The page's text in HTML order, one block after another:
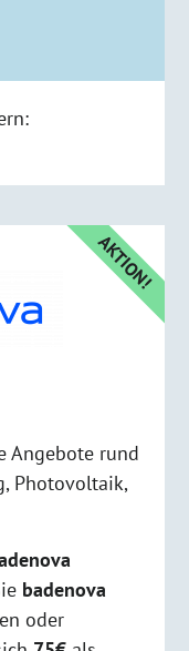
AKTION!
Angebote rund
Photovoltaik,
badenova
oder